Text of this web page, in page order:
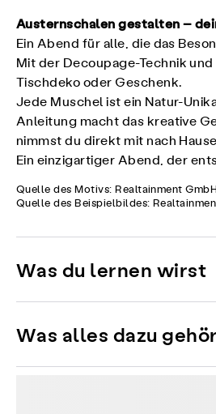
Austernschalen gestalten –
Ein Abend für alle, die das
Mit der Decoupage-Technik
Tischdeko oder Geschenk.
Jede Muschel ist ein Natur-
Anleitung macht das kreative
nimmst du direkt mit nach
Ein einzigartiger Abend, der
Quelle des Motivs: Realtainment GmbH
Quelle des Beispielbildes:
Was du lernen wirst
Was alles dazu